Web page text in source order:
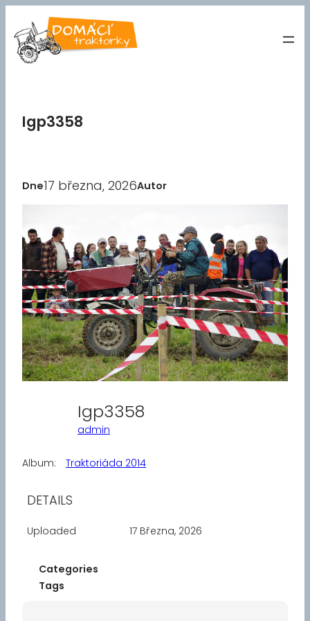
na
obsah
Igp3358
Dne17 března, 2026Autor
Igp3358
admin
Album: Traktoriáda 2014
DETAILS
Uploaded 17 Března, 2026
Categories
Tags